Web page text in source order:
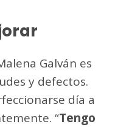
Galván es
y defectos.
día a
“Tengo